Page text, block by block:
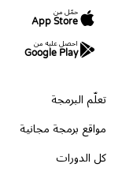
حمّل من
App Store
احصل عليه من
Google Play
تعلّم البرمجة
مواقع برمجة مجانية
كل الدورات